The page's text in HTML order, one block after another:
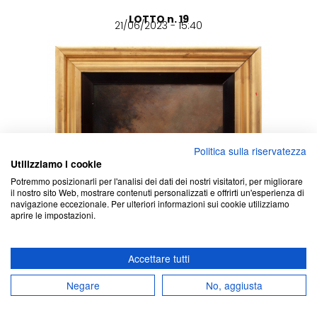
LOTTO n. 19
21/06/2023 - 15:40
VENANZIO ZOLLA
Politica sulla riservatezza
Utilizziamo i cookie
Potremmo posizionarli per l'analisi dei dati dei nostri visitatori, per migliorare
il nostro sito Web, mostrare contenuti personalizzati e offrirti un'esperienza di
navigazione eccezionale. Per ulteriori informazioni sui cookie utilizziamo
aprire le impostazioni.
Accettare tutti
Negare
No, aggiusta